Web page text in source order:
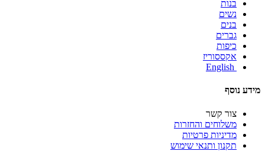
בנות
נשים
בנים
גברים
כיפות
אקססוריז
English
מידע נוסף
צור קשר
משלוחים והחזרות
מדיניות פרטיות
תקנון ותנאי שימוש